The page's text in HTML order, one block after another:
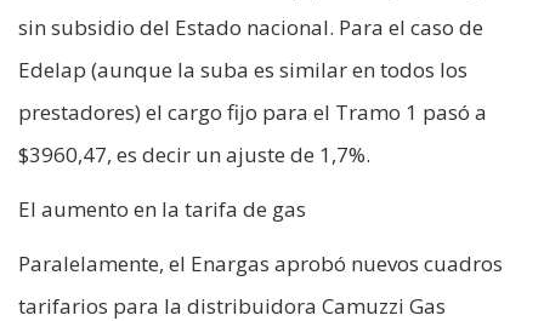
sin subsidio del Estado nacional. Para el caso de
Edelap (aunque la suba es similar en todos los
prestadores) el cargo fijo para el Tramo 1 pasó a
$3960,47, es decir un ajuste de 1,7%.
El aumento en la tarifa de gas
Paralelamente, el Enargas aprobó nuevos cuadros
tarifarios para la distribuidora Camuzzi Gas